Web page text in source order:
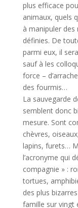
plus efficace
animaux, quels
à manipuler
définies. De
parmi eux, il
sauf à les
force –
des fourmis…
La sauvegarde
semblent donc
mesure. Sont
chèvres,
lapins, furets…
l’acronyme qui
compagnie » :
tortues,
des plus
famille sur vingt